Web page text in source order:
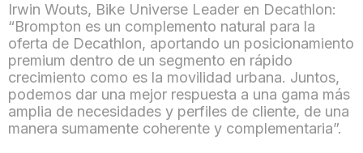
Irwin Wouts, Bike Universe Leader en Decathlon:
“Brompton es un complemento natural para la
oferta de Decathlon, aportando un posicionamiento
premium dentro de un segmento en rápido
crecimiento como es la movilidad urbana. Juntos,
podemos dar una mejor respuesta a una gama más
amplia de necesidades y perfiles de cliente, de una
manera sumamente coherente y complementaria”.